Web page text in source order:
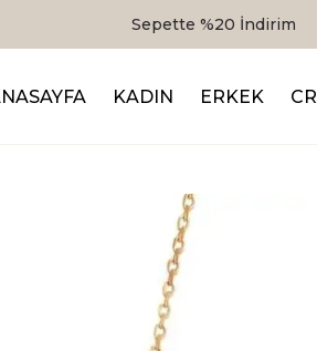
Sepette %20 İndirim
KADIN ERKEK